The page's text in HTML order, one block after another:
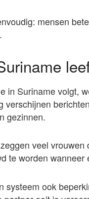
mensen
in Suriname volgt,
verschijnen
gezinnen.
veel
te worden
systeem ook